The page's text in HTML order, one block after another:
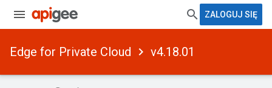
ZALOGUJ SIĘ
Edge for Private Cloud v4.18.01